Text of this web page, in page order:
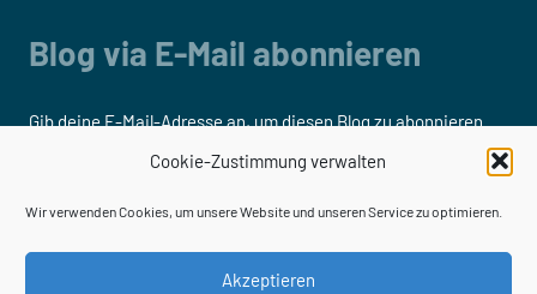
Cookie-Zustimmung verwalten
Wir verwenden Cookies, um unsere Website und unseren Service zu optimieren.
Akzeptieren
Blog via E-Mail abonnieren
Gib deine E-Mail-Adresse an, um diesen Blog zu abonnieren
und Benachrichtigungen über neue Beiträge via E-Mail zu